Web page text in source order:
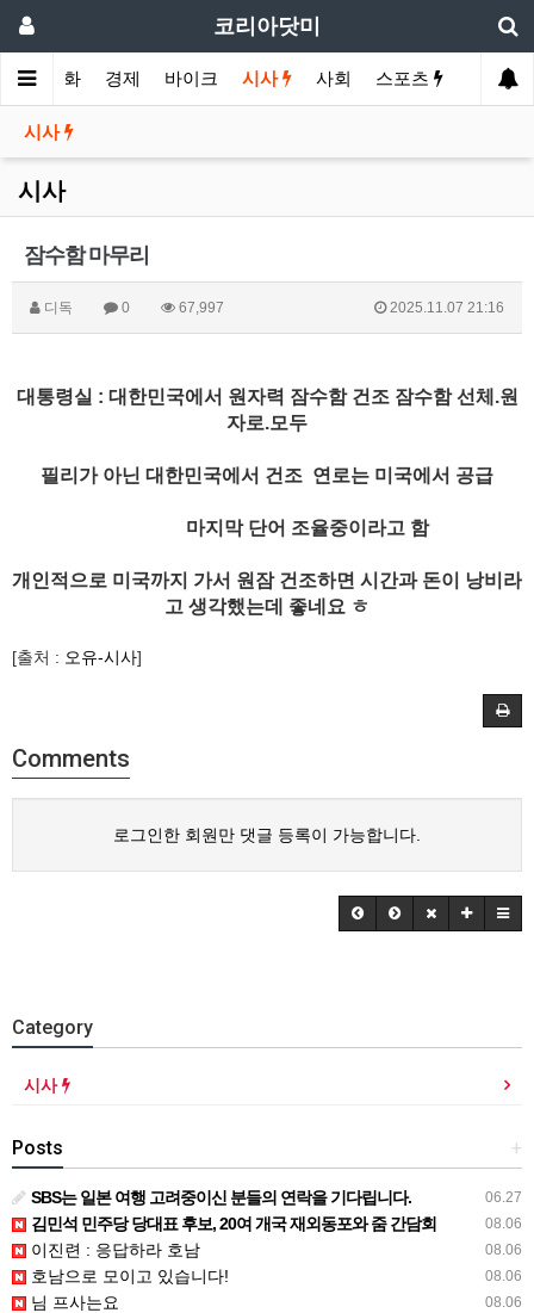
코리아닷미
인 영화 경제 바이크 시사 사회 스포츠 여행
시사
시사
잠수함 마무리
디독 0 67,997 2025.11.07 21:16
대통령실 : 대한민국에서 원자력 잠수함 건조 잠수함 선체.원
자로.모두
필리가 아닌 대한민국에서 건조 연로는 미국에서 공급
마지막 단어 조율중이라고 함
개인적으로 미국까지 가서 원잠 건조하면 시간과 돈이 낭비라
고 생각했는데 좋네요 ㅎ
[출처 : 오유-시사]
Comments
로그인한 회원만 댓글 등록이 가능합니다.
Category
시사
+
Posts
06.27
SBS는 일본 여행 고려중이신 분들의 연락을 기다립니다.
08.06
김민석 민주당 당대표 후보, 20여 개국 재외동포와 줌 간담회
08.06
이진련 : 응답하라 호남
08.06
호남으로 모이고 있습니다!
08.06
님 프사는요